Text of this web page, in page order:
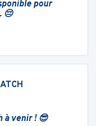
pour
😔
à venir ! 😎